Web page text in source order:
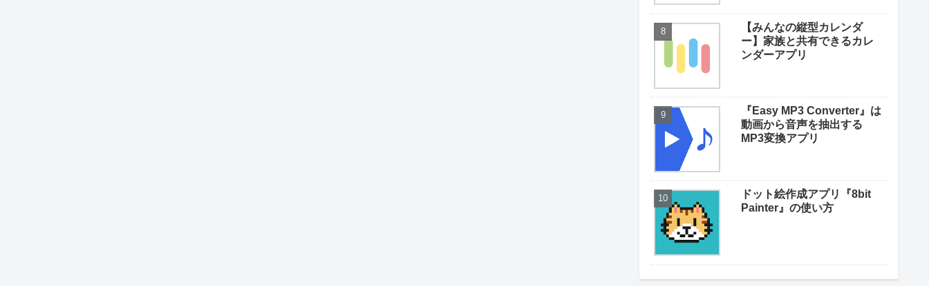
【みんなの縦型カレンダ
ー】家族と共有できるカレ
ンダーアプリ
『Easy MP3 Converter』は
動画から音声を抽出する
MP3変換アプリ
ドット絵作成アプリ『8bit
Painter』の使い方